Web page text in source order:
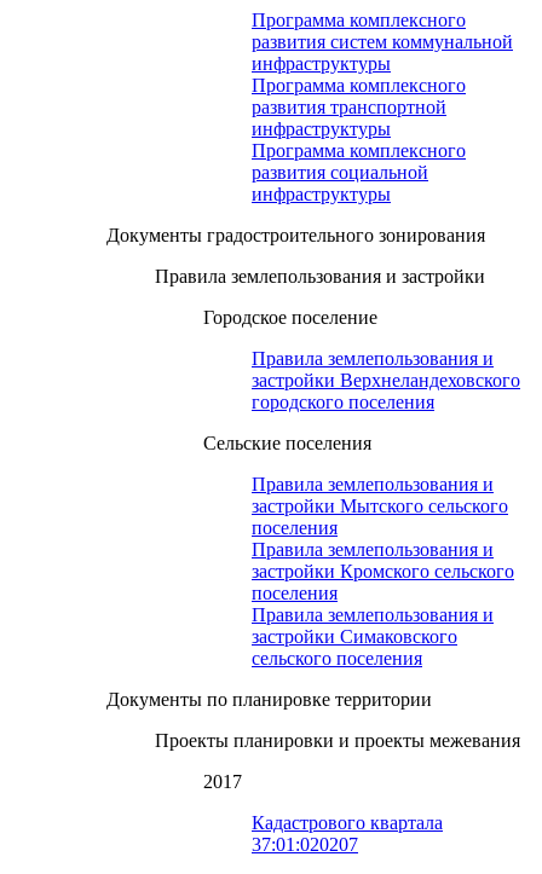
Программа комплексного
развития систем коммунальной
инфраструктуры
Программа комплексного
развития транспортной
инфраструктуры
Программа комплексного
развития социальной
инфраструктуры
Документы градостроительного зонирования
Правила землепользования и застройки
Городское поселение
Правила землепользования и
застройки Верхнеландеховского
городского поселения
Сельские поселения
Правила землепользования и
застройки Мытского сельского
поселения
Правила землепользования и
застройки Кромского сельского
поселения
Правила землепользования и
застройки Симаковского
сельского поселения
Документы по планировке территории
Проекты планировки и проекты межевания
2017
Кадастрового квартала
37:01:020207